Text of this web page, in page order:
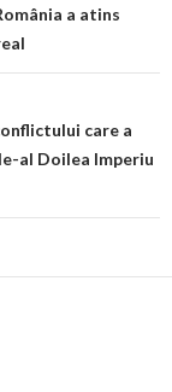
a atins
care a
al Doilea Imperiu